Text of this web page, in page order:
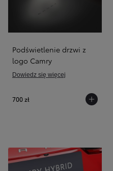
Podświetlenie drzwi z
logo Camry
Dowiedz się więcej
700 zł